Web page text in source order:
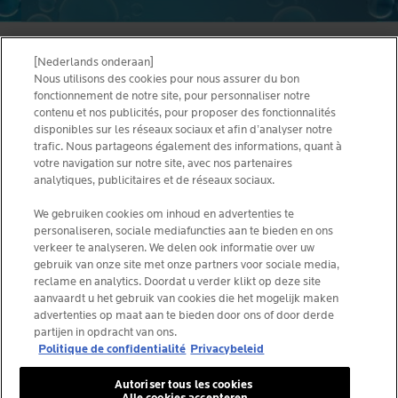
ALGEMENE VOORWAARDEN
CONTACTEER ONS
PRIVACY POLICY
SITEMAP
COOKIES POLICY
NEWSLETTER
FOUNDATION LA ROCHE-POSAY
KIES JOUW LAND
La Roche-Posay Laboratoire Dermatologique CAI
86270 La Roche-Posay France
consumercareNL@loreal.com
*IQVIA NPA, dermocosmetica, apotheekkanaal België,
voorgeschreven producten door dermatologen, volume.
[Nederlands onderaan]
Nous utilisons des cookies pour nous assurer du bon
fonctionnement de notre site, pour personnaliser notre
contenu et nos publicités, pour proposer des fonctionnalités
disponibles sur les réseaux sociaux et afin d’analyser notre
trafic. Nous partageons également des informations, quant à
votre navigation sur notre site, avec nos partenaires
analytiques, publicitaires et de réseaux sociaux.
We gebruiken cookies om inhoud en advertenties te
personaliseren, sociale mediafuncties aan te bieden en ons
verkeer te analyseren. We delen ook informatie over uw
gebruik van onze site met onze partners voor sociale media,
reclame en analytics. Doordat u verder klikt op deze site
aanvaardt u het gebruik van cookies die het mogelijk maken
advertenties op maat aan te bieden door ons of door derde
partijen in opdracht van ons.
Politique de confidentialité Privacybeleid
Autoriser tous les cookies